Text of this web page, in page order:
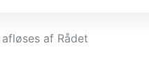
af Rådet